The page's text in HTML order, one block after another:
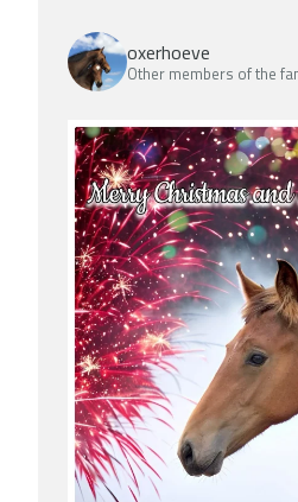
oxerhoeve
Other members of the